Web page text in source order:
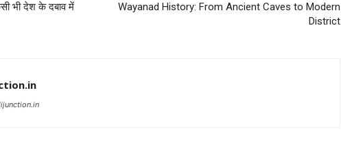
भी देश के दबाव में
Wayanad History: From Ancient Caves to Modern
District